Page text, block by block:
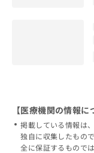
【医療機関の情報に
掲載している情報は
独自に収集したもの
全に保証するもので